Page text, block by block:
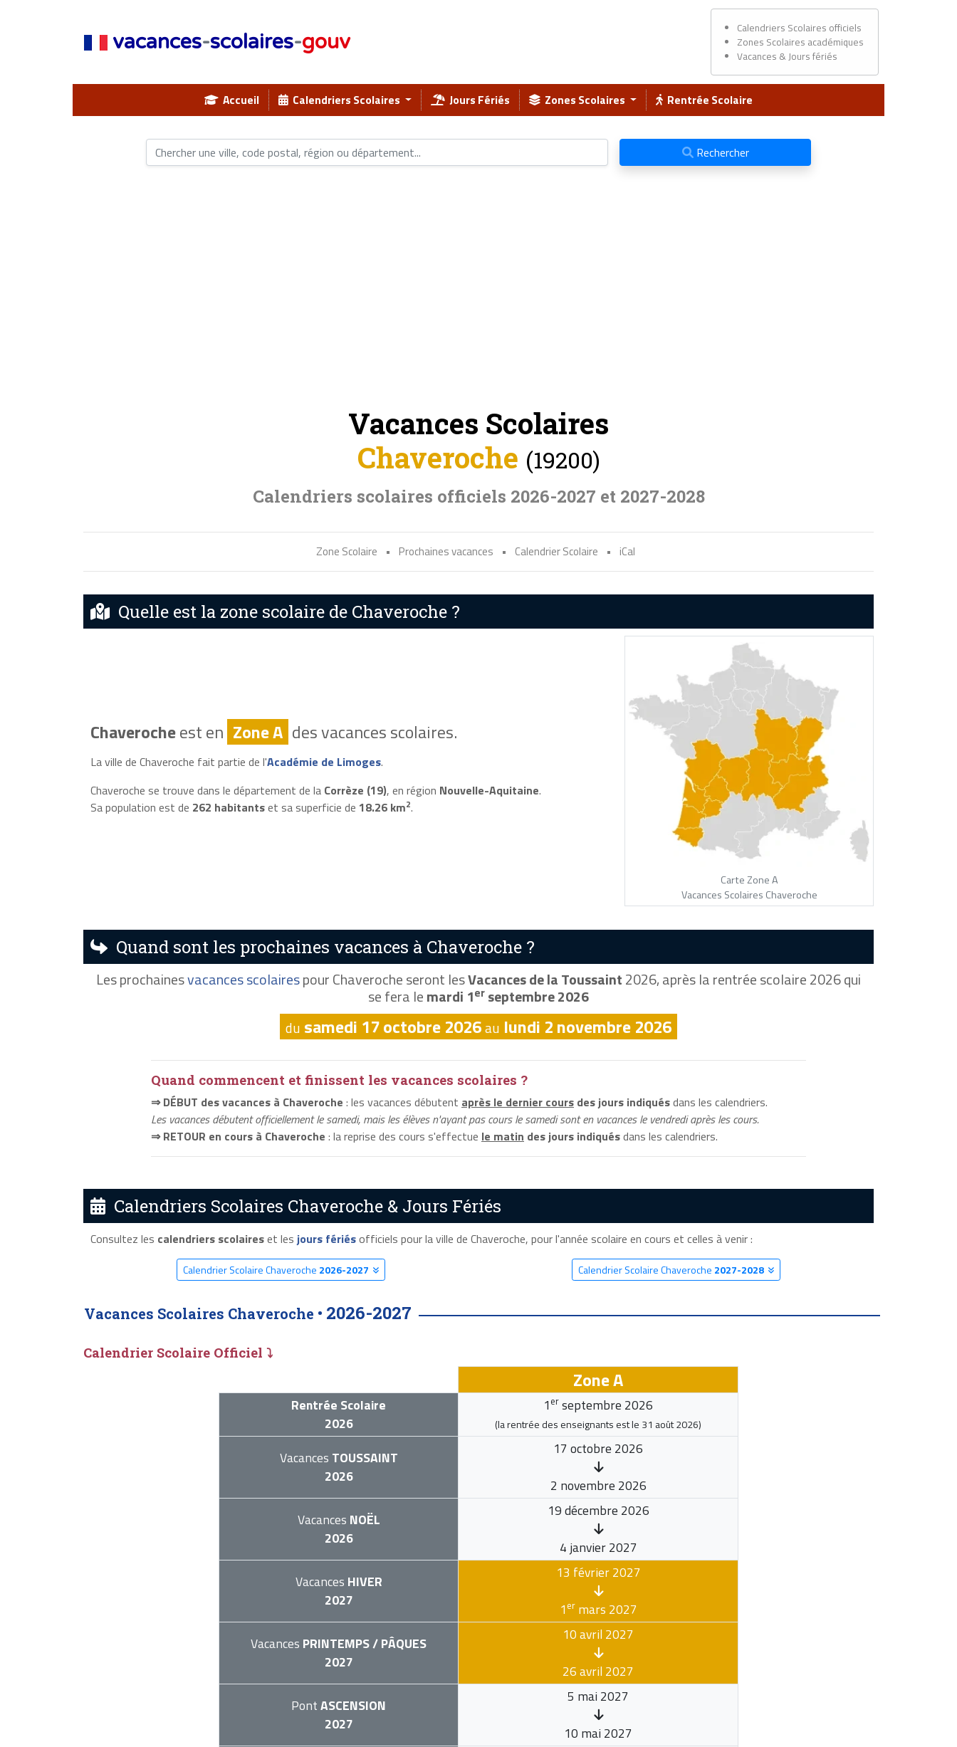
vacances-scolaires-gouv
Calendriers Scolaires officiels
Zones Scolaires académiques
Vacances & Jours fériés
Accueil Calendriers Scolaires Jours Fériés Zones Scolaires Rentrée Scolaire
Rechercher
Vacances Scolaires
Chaveroche (19200)
Calendriers scolaires officiels 2026-2027 et 2027-2028
Zone Scolaire • Prochaines vacances • Calendrier Scolaire • iCal
Quelle est la zone scolaire de Chaveroche ?
Chaverocheest en Zone A des vacances scolaires.
La ville de Chaveroche fait partie de l'Académie de Limoges.
Chaveroche se trouve dans le département de la Corrèze (19), en région Nouvelle-Aquitaine.
Sa population est de 262 habitantset sa superficie de 18.26 km2.
Carte Zone A
Vacances Scolaires Chaveroche
Quand sont les prochaines vacances à Chaveroche ?
Les prochainesvacances scolairespour Chaveroche seront lesVacances de la Toussaint2026, après la rentrée scolaire 2026 qui
se fera lemardi 1er septembre 2026
du samedi 17 octobre 2026au lundi 2 novembre 2026
Quand commencent et finissent les vacances scolaires ?
⇒ DÉBUT des vacances à Chaveroche : les vacances débutent après le dernier cours des jours indiquésdans les calendriers.
Les vacances débutent officiellement le samedi, mais les élèves n'ayant pas cours le samedi sont en vacances le vendredi après les cours.
⇒ RETOUR en cours à Chaveroche : la reprise des cours s'effectue le matin des jours indiquésdans les calendriers.
Calendriers Scolaires Chaveroche & Jours Fériés
Consultez les calendriers scolaireset les jours fériésofficiels pour la ville de Chaveroche, pour l'année scolaire en cours et celles à venir :
Calendrier Scolaire Chaveroche 2026-2027 Calendrier Scolaire Chaveroche 2027-2028
Vacances Scolaires Chaveroche • 2026-2027
Calendrier Scolaire Officiel ⤵
Zone A
Rentrée Scolaire
2026
1 er septembre 2026
(la rentrée des enseignants est le 31 août 2026)
Vacances TOUSSAINT
2026
17 octobre 2026
2 novembre 2026
Vacances NOËL
2026
19 décembre 2026
4 janvier 2027
Vacances HIVER
2027
13 février 2027
1ermars 2027
Vacances PRINTEMPS / PÂQUES
2027
10 avril 2027
26 avril 2027
PontASCENSION
2027
5 mai 2027
10 mai 2027